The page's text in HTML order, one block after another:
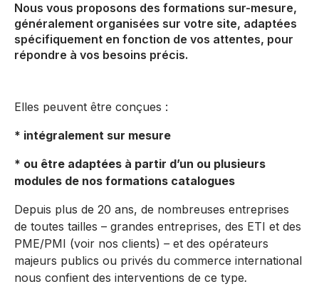
Nous vous proposons des formations sur-mesure,
généralement organisées sur votre site, adaptées
spécifiquement en fonction de vos attentes, pour
répondre à vos besoins précis.
Elles peuvent être conçues :
* intégralement sur mesure
* ou être adaptées à partir d’un ou plusieurs
modules de nos formations catalogues
Depuis plus de 20 ans, de nombreuses entreprises
de toutes tailles – grandes entreprises, des ETI et des
PME/PMI (voir nos clients) – et des opérateurs
majeurs publics ou privés du commerce international
nous confient des interventions de ce type.